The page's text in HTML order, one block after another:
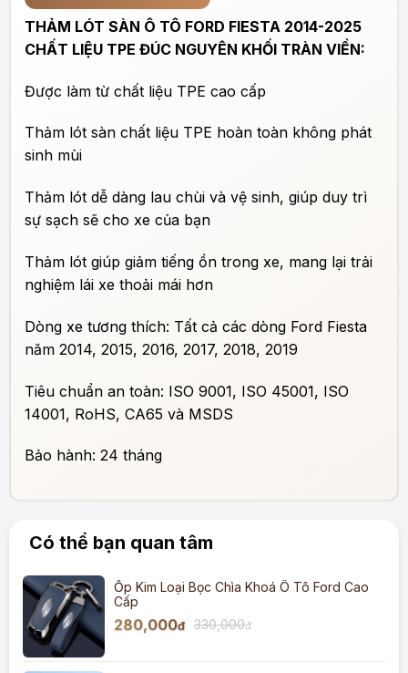
THẢM LÓT SÀN Ô TÔ FORD FIESTA 2014-2025
CHẤT LIỆU TPE ĐÚC NGUYÊN KHỐI TRÀN VIỀN:
Được làm từ chất liệu TPE cao cấp
Thảm lót sàn chất liệu TPE hoàn toàn không phát
sinh mùi
Thảm lót dễ dàng lau chùi và vệ sinh, giúp duy trì
sự sạch sẽ cho xe của bạn
Thảm lót giúp giảm tiếng ồn trong xe, mang lại trải
nghiệm lái xe thoải mái hơn
Dòng xe tương thích: Tất cả các dòng Ford Fiesta
năm 2014, 2015, 2016, 2017, 2018, 2019
Tiêu chuẩn an toàn: ISO 9001, ISO 45001, ISO
14001, RoHS, CA65 và MSDS
Bảo hành: 24 tháng
Có thể bạn quan tâm
Ốp Kim Loại Bọc Chìa Khoá Ô Tô Ford Cao
Cấp
280,000đ 330,000đ